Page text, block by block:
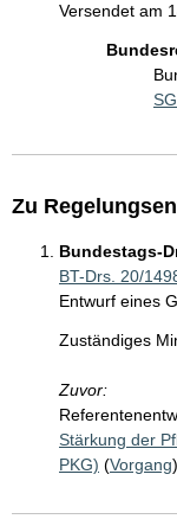
Versendet am
Zu
Bundestags-
BT-Drs. 20/
Entwurf eines
Zuständiges
Zuvor:
Stärkung der
PKG) (Vorgang)